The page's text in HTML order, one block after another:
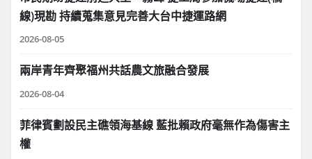
線)現勘 持續蒐集意見完善大台中捷運路網
2026-08-05
兩岸青年齊聚福州共話農文旅融合發展
2026-08-04
菲律賓劃設民主礁領海基線 藍批賴政府毫無作為傷害主
權